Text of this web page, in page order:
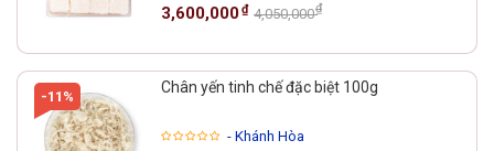
3,600,000₫ 4,050,000₫
-11%
Chân yến tinh chế đặc biệt 100g
- Khánh Hòa